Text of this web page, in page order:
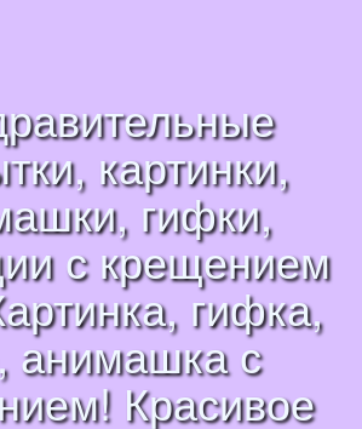
картинки,
гифки,
с крещением
гифка,
анимашка с
Красивое